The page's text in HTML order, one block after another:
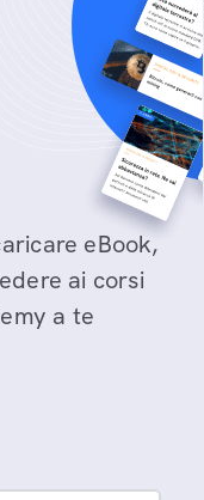
eBook,
ai corsi
a te